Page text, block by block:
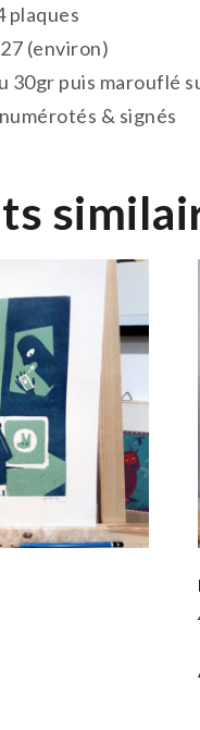
plaques
(environ)
30gr puis marouflé
& signés